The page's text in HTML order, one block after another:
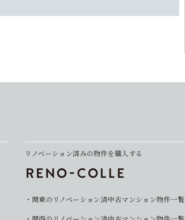
リノベーション済みの物件を購入する
関東のリノベーション済中古マンション物件一覧